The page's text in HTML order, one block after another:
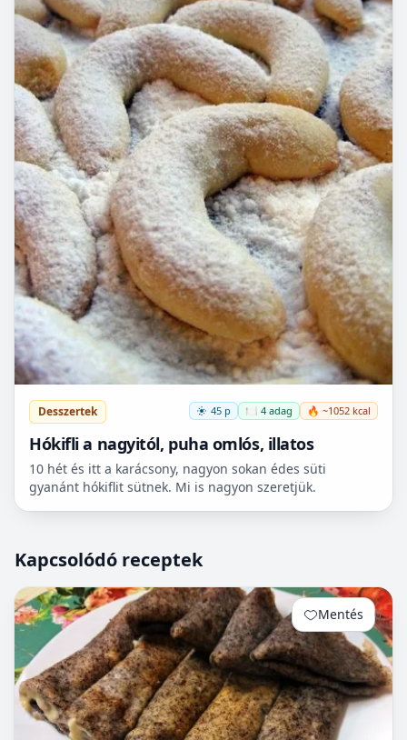
Desszertek 45 p 🍽️ 4 adag 🔥 ~1052 kcal
Hókifli a nagyitól, puha omlós, illatos
10 hét és itt a karácsony, nagyon sokan édes süti
gyanánt hókiflit sütnek. Mi is nagyon szeretjük.
Kapcsolódó receptek
Mentés 0